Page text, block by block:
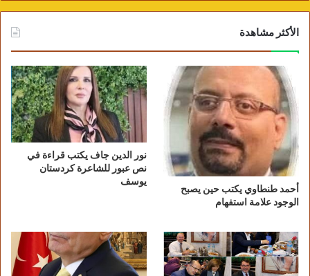
الأكثر مشاهدة
أحمد طنطاوي يكتب حين يصبح
الوجود علامة استفهام
نور الدين جاف يكتب قراءة في
نص عبور للشاعرة كردستان
يوسف